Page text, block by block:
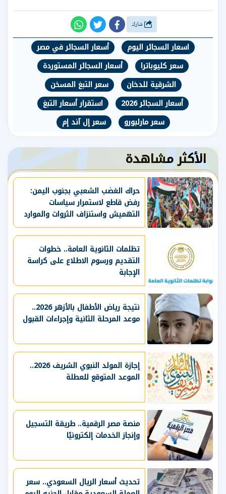
اسعار السجائر اليوم
أسعار السجائر في مصر
سعر كليوباترا
أسعار السجائر المستوردة
الشرقية للدخان
سعر التبغ المسخن
أسعار السجائر 2026
استقرار أسعار التبغ
سعر مارلبورو
سعر إل آند إم
الأكثر مشاهدة
حراك الغضب الشعبي بجنوب اليمن:
رفض قاطع لاستمرار سياسات
التهميش واستنزاف الثروات والموارد
الحيوية
تظلمات الثانوية العامة.. خطوات
التقديم ورسوم الاطلاع على كراسة
الإجابة
نتيجة رياض الأطفال بالأزهر 2026..
موعد المرحلة الثانية وإجراءات القبول
إجازة المولد النبوي الشريف 2026..
الموعد المتوقع للعطلة
منصة مصر الرقمية.. طريقة التسجيل
وإنجاز الخدمات إلكترونيًا
تحديث أسعار الريال السعودي.. سعر